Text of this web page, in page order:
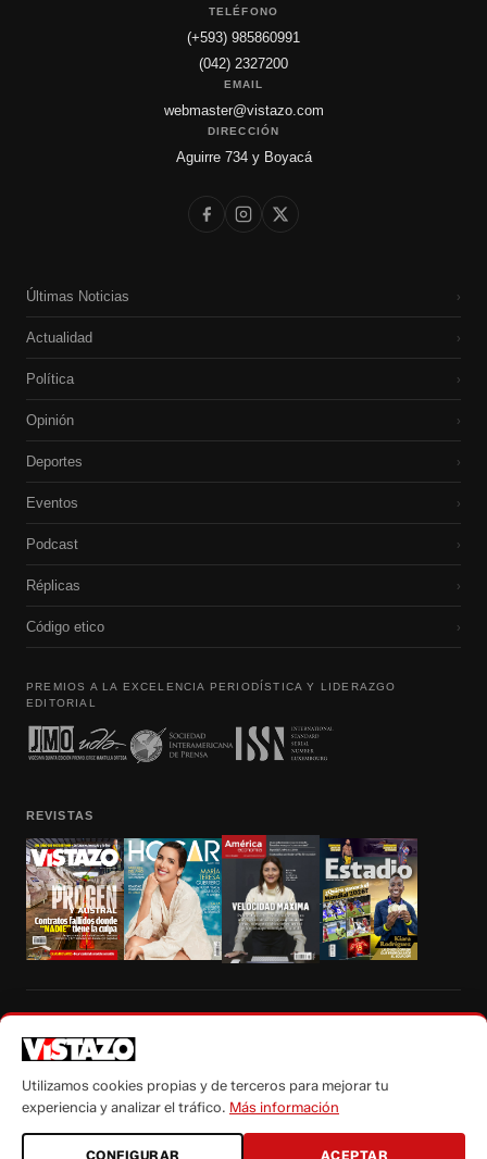
TELÉFONO
(+593) 985860991
(042) 2327200
EMAIL
webmaster@vistazo.com
DIRECCIÓN
Aguirre 734 y Boyacá
Últimas Noticias ›
Actualidad ›
Política ›
Opinión ›
Deportes ›
Eventos ›
Podcast ›
Réplicas ›
Código etico ›
PREMIOS A LA EXCELENCIA PERIODÍSTICA Y LIDERAZGO
EDITORIAL
REVISTAS
autorización escrita de su titular, de todos los contenidos de Vistazo.com.
Utilizamos cookies propias y de terceros para mejorar tu
experiencia y analizar el tráfico. Más información
CONFIGURAR ACEPTAR